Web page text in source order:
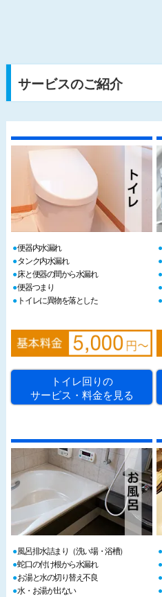
サービスのご紹介
便器内水漏れ
タンク内水漏れ
床と便器の間から水漏れ
便器つまり
トイレに異物を落とした
トイレ回りの
サービス・料金を見る
風呂排水詰まり（洗い場・浴槽）
蛇口の付け根から水漏れ
お湯と水の切り替え不良
水・お湯が出ない